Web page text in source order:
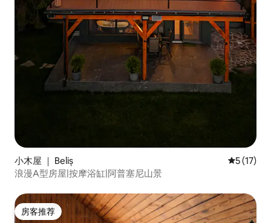
小木屋 ｜ Beliș 平均评分
5 (17)
浪漫A型房屋|按摩浴缸|阿普塞尼山景
房客推荐
房客推荐